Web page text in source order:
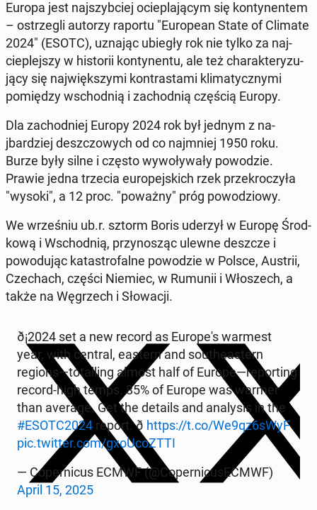
Europa jest na­jszy­b­ciej ociepla­ją­cym się kon­ty­nen­tem
– os­trzegli autorzy raportu "Eu­ro­pean State of Climate
2024" (ESOTC), uznając ubiegły rok nie tylko za na­j­
cieple­jszy w his­torii kon­ty­nen­tu, ale też charak­teryzu­
ją­cy się na­jwięk­szy­mi kon­trasta­mi kli­maty­czny­mi
pomiędzy wschod­nią i za­chod­nią częścią Europy.
Dla za­chod­niej Europy 2024 rok był jednym z na­
jbardziej deszc­zowych od co na­jm­niej 1950 roku.
Burze były silne i często wywoły­wały powodzie.
Prawie jedna trzecia eu­rope­js­kich rzek przekroczyła
"wysoki", a 12 proc. "poważny" próg powodziowy.
We wrześniu ub.r. sztorm Boris uderzył w Europę Środ­
kową i Wschod­nią, przynosząc ulewne deszcze i
powodu­jąc katas­tro­falne powodzie w Polsce, Austrii,
Czechach, części Niemiec, w Rumunii i Włoszech, a
także na Wę­grzech i Słowacji.
ð¡️2024 set a new record as Eu­rope's warmest
year, with central, eastern and south­east­ern
regions—to­talling almost half of Europe—re­port­ing
record-high temps. 85% of Europe was warmer
than average. Get the details and analy­sis in the
#ESOTC2024 report. ð https://t.co/We9qz6sWyF
pic.twitter.com/gx­oUcoZT­TI
— Coper­ni­cus ECMWF (@Coper­ni­cusECMWF)
April 15, 2025